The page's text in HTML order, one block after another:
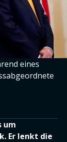
eines
um
Er lenkt die